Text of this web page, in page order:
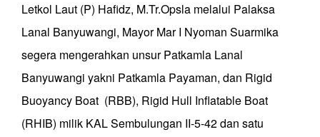
Letkol Laut (P) Hafidz, M.Tr.Opsla melalui Palaksa
Lanal Banyuwangi, Mayor Mar I Nyoman Suarmika
segera mengerahkan unsur Patkamla Lanal
Banyuwangi yakni Patkamla Payaman, dan Rigid
Buoyancy Boat (RBB), Rigid Hull Inflatable Boat
(RHIB) milik KAL Sembulungan II-5-42 dan satu